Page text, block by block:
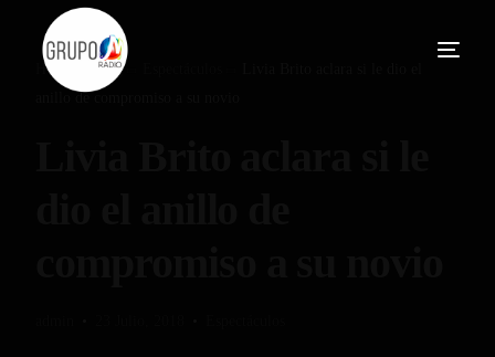
Home Blog
anillo de compromiso a su novio